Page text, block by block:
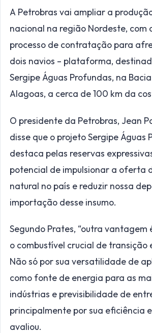
A Petrobras vai ampliar a
nacional na região Nordeste, com
processo de contratação para
dois navios – plataforma,
Sergipe Águas Profundas, na
Alagoas, a cerca de 100 km da
O presidente da Petrobras, Jean
disse que o projeto Sergipe Águas
destaca pelas reservas
potencial de impulsionar a oferta
natural no país e reduzir nossa
importação desse insumo.
Segundo Prates, “outra vantagem
o combustível crucial de transição
Não só por sua versatilidade de
como fonte de energia para as
indústrias e previsibilidade de
principalmente por sua eficiência
avaliou.